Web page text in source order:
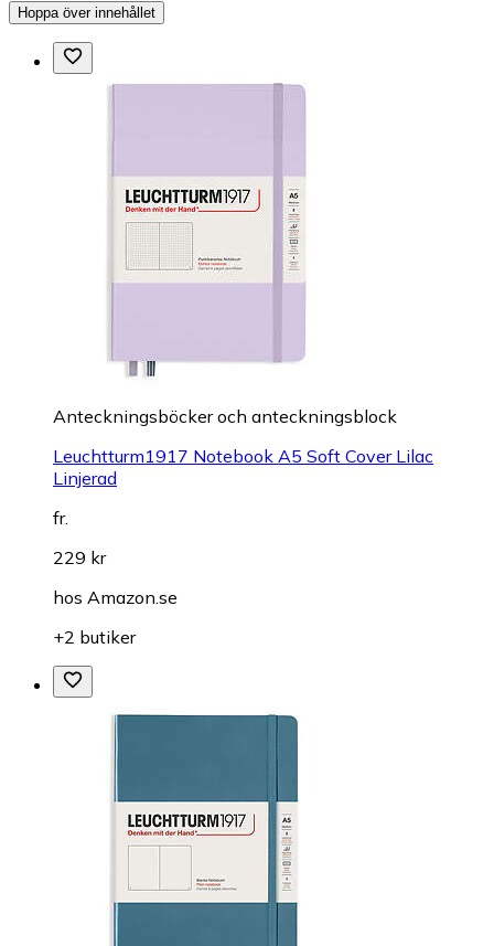
Hoppa över innehållet
Anteckningsböcker och anteckningsblock
Leuchtturm1917 Notebook A5 Soft Cover Lilac
Linjerad
fr.
229 kr
hos Amazon.se
+2 butiker